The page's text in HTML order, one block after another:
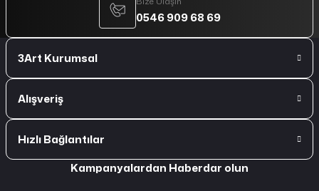
0546 909 68 69
3Art Kurumsal
Alışveriş
Hızlı Bağlantılar
Kampanyalardan Haberdar olun